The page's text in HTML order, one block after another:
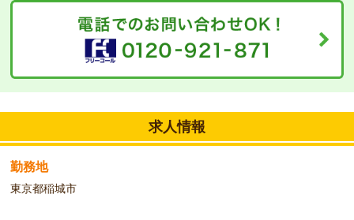
求人情報
勤務地
東京都稲城市